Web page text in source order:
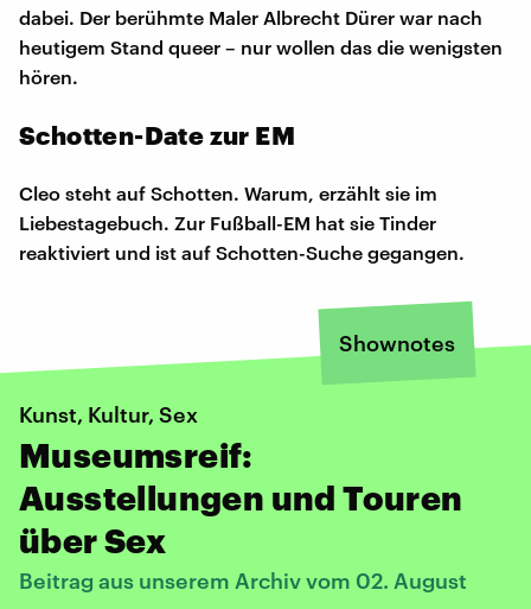
dabei. Der berühmte Maler Albrecht Dürer war nach
heutigem Stand queer – nur wollen das die wenigsten
hören.
Schotten-Date zur EM
Cleo steht auf Schotten. Warum, erzählt sie im
Liebestagebuch. Zur Fußball-EM hat sie Tinder
reaktiviert und ist auf Schotten-Suche gegangen.
Shownotes
Kunst, Kultur, Sex
Museumsreif:
Ausstellungen und Touren
über Sex
Beitrag aus unserem Archiv vom 02. August